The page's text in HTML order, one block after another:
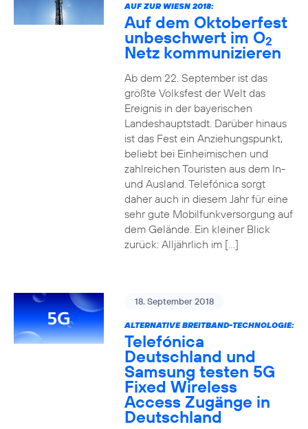
AUF ZUR WIESN 2018:
Auf dem Oktoberfest
unbeschwert im O2
Netz kommunizieren
Ab dem 22. September ist das
größte Volksfest der Welt das
Ereignis in der bayerischen
Landeshauptstadt. Darüber hinaus
ist das Fest ein Anziehungspunkt,
beliebt bei Einheimischen und
zahlreichen Touristen aus dem In-
und Ausland. Telefónica sorgt
daher auch in diesem Jahr für eine
sehr gute Mobilfunkversorgung auf
dem Gelände. Ein kleiner Blick
zurück: Alljährlich im […]
18. September 2018
ALTERNATIVE BREITBAND-TECHNOLOGIE:
Telefónica
Deutschland und
Samsung testen 5G
Fixed Wireless
Access Zugänge in
Deutschland